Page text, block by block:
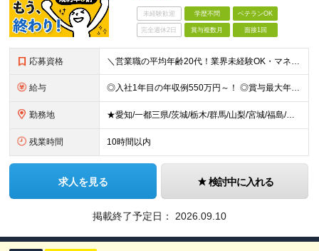
未経験歓迎 学歴不問 ベテランOK
完全週休2日 賞与複数月 面接1回
応募資格 ＼営業職の平均年齢20代！業界未経験OK・マネジメント経験不問／ ◆学歴不問 ◆普通自動車免許(AT限定可) ◆何かしらの営業経験をお持ちの方※5年以上 (商材、業界は問いません)
給与 ◎入社1年目の年収例550万円～！ ◎賞与最大年6回支給 ◆月給38万円以上～65万円＋インセンティブ＋各種手当＋賞与最大年6回 ※経験・スキルなどを考慮のうえ、決定いたします。 ※試用期間3ヶ月あ
勤務地 ★愛知/一都三県/茨城/栃木/群馬/山梨/宮城/福島/岩手/岐阜 ◆東京 練馬店／東京都練馬区豊玉北4-22-5 八王子店／東京都八王子市高倉町12-9 足立店／東京都足立区西伊興1-1-1 ◆神
残業時間 10時間以内
求人を見る 検討中に入れる
掲載終了予定日： 2026.09.10